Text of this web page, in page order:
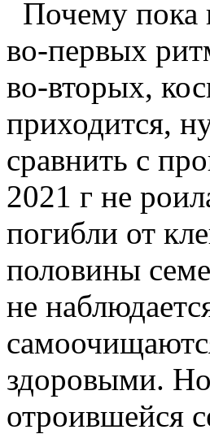
Почему пока
во-первых
во-вторых,
приходится,
сравнить с
2021 г не
погибли от
половины
не
здоровыми.
отроившейся